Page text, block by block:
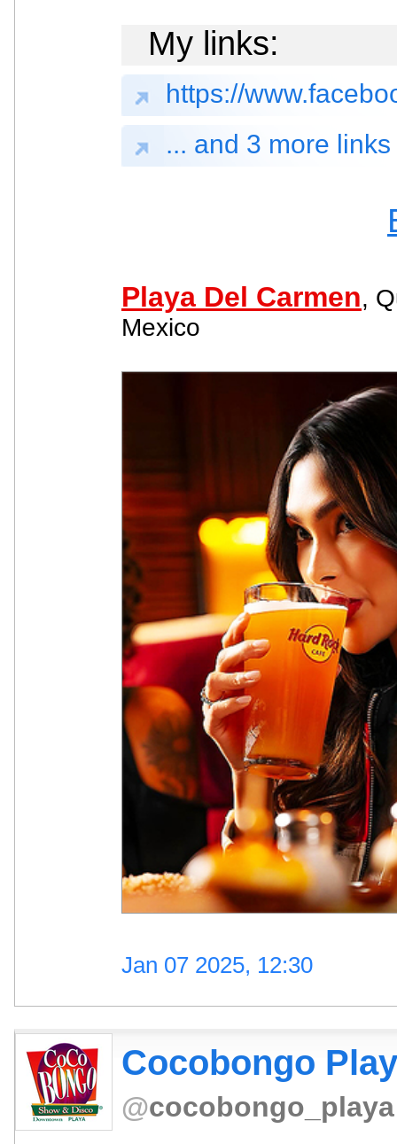
My links:
https://
... and 3 more
Playa Del Carmen,
Mexico
Jan 07 2025, 12:30
Cocobongo
@cocobongo_playa